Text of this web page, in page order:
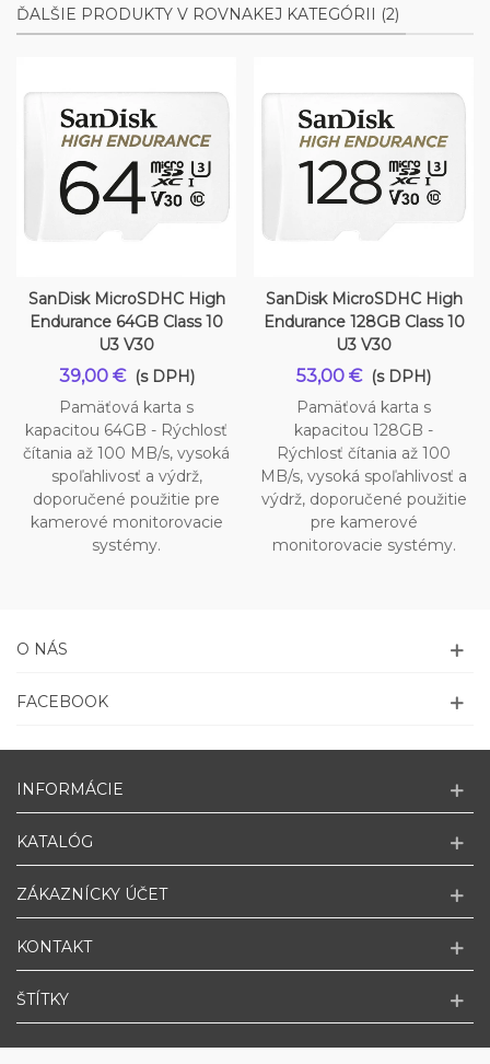
ĎALŠIE PRODUKTY V ROVNAKEJ KATEGÓRII (2)
SanDisk MicroSDHC High
Endurance 64GB Class 10
U3 V30
39,00 € (s DPH)
Pamäťová karta s
kapacitou 64GB - Rýchlosť
čítania až 100 MB/s, vysoká
spoľahlivosť a výdrž,
doporučené použitie pre
kamerové monitorovacie
systémy.
SanDisk MicroSDHC High
Endurance 128GB Class 10
U3 V30
53,00 € (s DPH)
Pamäťová karta s
kapacitou 128GB -
Rýchlosť čítania až 100
MB/s, vysoká spoľahlivosť a
výdrž, doporučené použitie
pre kamerové
monitorovacie systémy.
O NÁS
FACEBOOK
INFORMÁCIE
KATALÓG
ZÁKAZNÍCKY ÚČET
KONTAKT
ŠTÍTKY